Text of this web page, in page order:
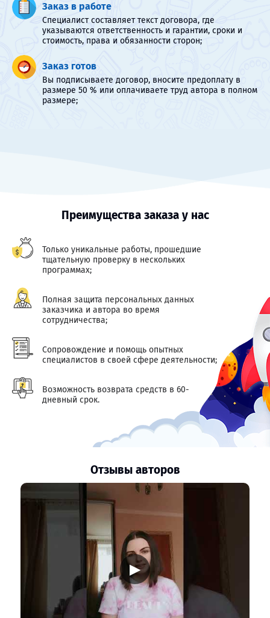
Заказ в работе
Специалист составляет текст договора, где
указываются ответственность и гарантии, сроки и
стоимость, права и обязанности сторон;
Заказ готов
Вы подписываете договор, вносите предоплату в
размере 50 % или оплачиваете труд автора в полном
размере;
Преимущества заказа у нас
Только уникальные работы, прошедшие
тщательную проверку в нескольких
программах;
Полная защита персональных данных
заказчика и автора во время
сотрудничества;
Сопровождение и помощь опытных
специалистов в своей сфере деятельности;
Возможность возврата средств в 60-
дневный срок.
Отзывы авторов
▶